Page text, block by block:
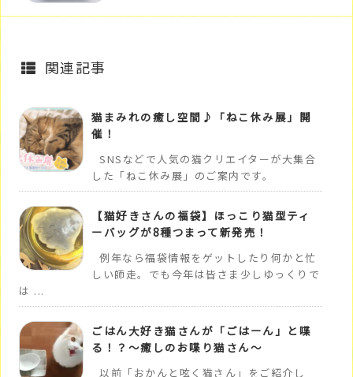
関連記事
猫まみれの癒し空間♪「ねこ休み展」開
催！
SNSなどで人気の猫クリエイターが大集合
した「ねこ休み展」のご案内です。
【猫好きさんの福袋】ほっこり猫型ティ
ーバッグが8種つまって新発売！
例年なら福袋情報をゲットしたり何かと忙
しい師走。でも今年は皆さま少しゆっくりで
は ...
ごはん大好き猫さんが「ごはーん」と喋
る！？～癒しのお喋り猫さん～
以前「おかんと呟く猫さん」をご紹介し